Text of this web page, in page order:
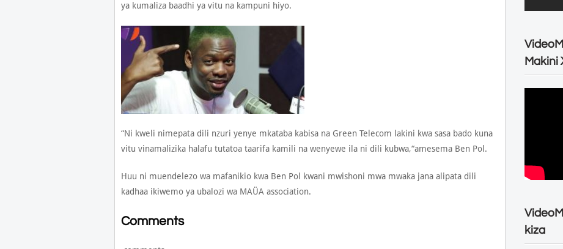
ya kumaliza baadhi ya vitu na kampuni hiyo.
“Ni kweli nimepata dili nzuri yenye mkataba kabisa na Green Telecom lakini kwa sasa bado kuna
vitu vinamalizika halafu tutatoa taarifa kamili na wenyewe ila ni dili kubwa,“amesema Ben Pol.
Huu ni muendelezo wa mafanikio kwa Ben Pol kwani mwishoni mwa mwaka jana alipata dili
kadhaa ikiwemo ya ubalozi wa MAÜA association.
Comments
Makini
kiza